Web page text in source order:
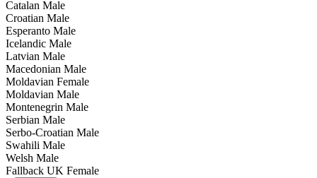
Catalan Male
Croatian Male
Esperanto Male
Icelandic Male
Latvian Male
Macedonian Male
Moldavian Female
Moldavian Male
Montenegrin Male
Serbian Male
Serbo-Croatian Male
Swahili Male
Welsh Male
Fallback UK Female